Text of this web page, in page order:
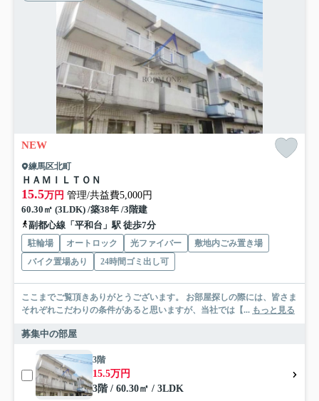
NEW
練馬区北町
ＨＡＭＩＬＴＯＮ
15.5万円 管理/共益費5,000円
60.30㎡ (3LDK) /築38年 /3階建
副都心線「平和台」駅 徒歩7分
駐輪場 オートロック 光ファイバー
敷地内ごみ置き場
バイク置場あり
24時間ゴミ出し可
ここまでご覧頂きありがとうございます。 お部屋探しの際には、皆さま
それぞれこだわりの条件があると思いますが、当社では【... もっと見る
募集中の部屋
3階
15.5万円
3階 / 60.30㎡ / 3LDK